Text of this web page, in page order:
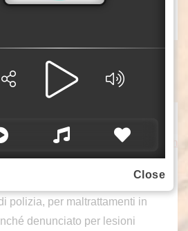
il figlio, arrestato 48enne a Isch
Stato ha arrestato un 48enne, con
polizia, per maltrattamenti in
denunciato per lesioni
Close